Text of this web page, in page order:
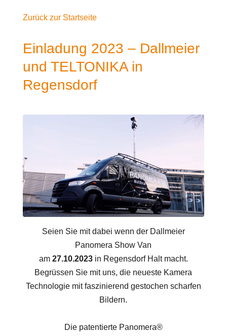
Zurück zur Startseite
Einladung 2023 – Dallmeier
und TELTONIKA in
Regensdorf
Seien Sie mit dabei wenn der Dallmeier
Panomera Show Van
am 27.10.2023in Regensdorf Halt macht.
Begrüssen Sie mit uns, die neueste Kamera
Technologie mit faszinierend gestochen scharfen
Bildern.
Die patentierte Panomera®